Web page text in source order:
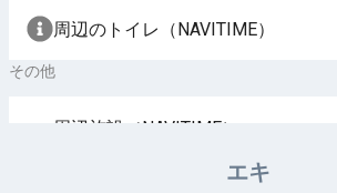
周辺のトイレ（NAVITIME）
その他
周辺施設（NAVITIME）
エキ